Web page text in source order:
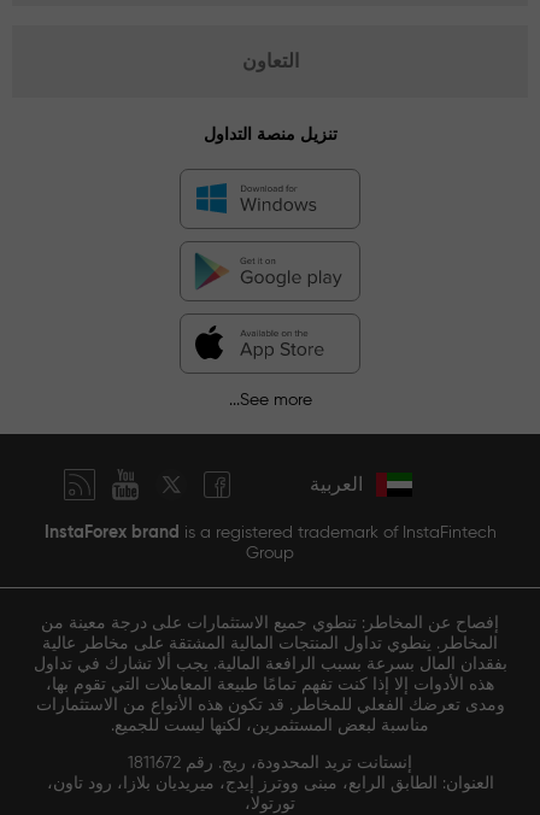
التعاون
تنزيل منصة التداول
See more...
العربية
InstaForex brand is a registered trademark of InstaFintech
Group
إفصاح عن المخاطر: تنطوي جميع الاستثمارات على درجة معينة من
المخاطر. ينطوي تداول المنتجات المالية المشتقة على مخاطر عالية
بفقدان المال بسرعة بسبب الرافعة المالية. يجب ألا تشارك في تداول
هذه الأدوات إلا إذا كنت تفهم تمامًا طبيعة المعاملات التي تقوم بها،
ومدى تعرضك الفعلي للمخاطر. قد تكون هذه الأنواع من الاستثمارات
مناسبة لبعض المستثمرين، لكنها ليست للجميع.
إنستانت تريد المحدودة، ريج. رقم 1811672
العنوان: الطابق الرابع، مبنى ووترز إيدج، ميريديان بلازا، رود تاون،
تورتولا،